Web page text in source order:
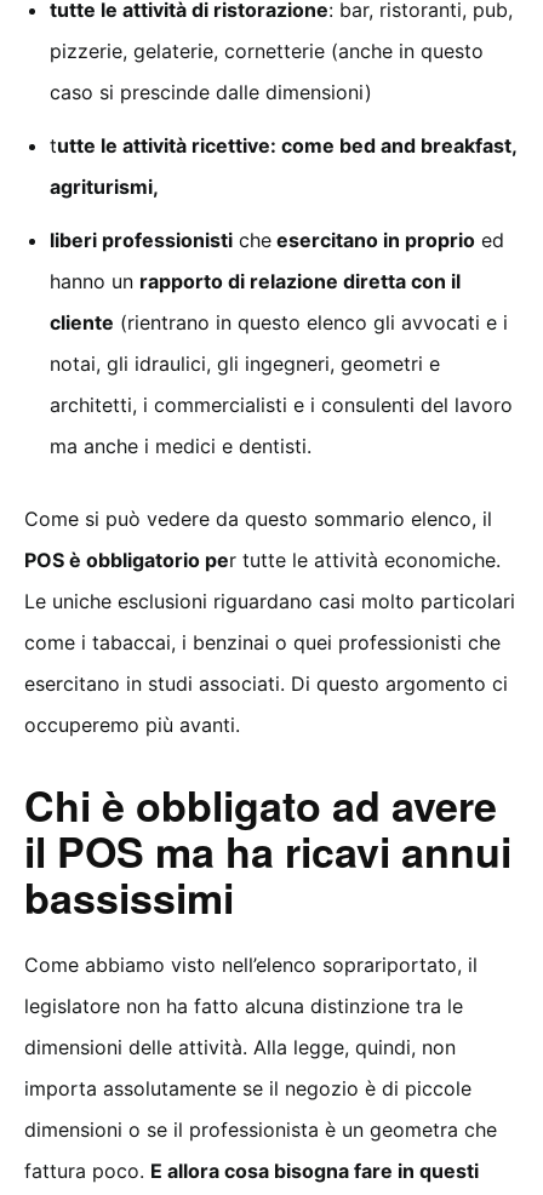
tutte le attività di ristorazione: bar, ristoranti, pub,
pizzerie, gelaterie, cornetterie (anche in questo
caso si prescinde dalle dimensioni)
tutte le attività ricettive: come bed and breakfast,
agriturismi,
liberi professionisti che esercitano in proprio ed
hanno un rapporto di relazione diretta con il
cliente (rientrano in questo elenco gli avvocati e i
notai, gli idraulici, gli ingegneri, geometri e
architetti, i commercialisti e i consulenti del lavoro
ma anche i medici e dentisti.
Come si può vedere da questo sommario elenco, il
POS è obbligatorio per tutte le attività economiche.
Le uniche esclusioni riguardano casi molto particolari
come i tabaccai, i benzinai o quei professionisti che
esercitano in studi associati. Di questo argomento ci
occuperemo più avanti.
Chi è obbligato ad avere
il POS ma ha ricavi annui
bassissimi
Come abbiamo visto nell’elenco soprariportato, il
legislatore non ha fatto alcuna distinzione tra le
dimensioni delle attività. Alla legge, quindi, non
importa assolutamente se il negozio è di piccole
dimensioni o se il professionista è un geometra che
fattura poco. E allora cosa bisogna fare in questi